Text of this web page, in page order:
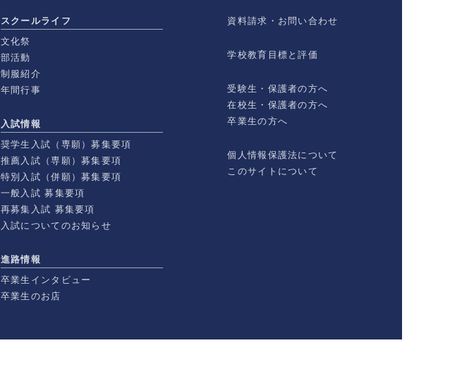
スクールライフ
文化祭
部活動
制服紹介
年間行事
入試情報
奨学生入試（専願）募集要項
推薦入試（専願）募集要項
特別入試（併願）募集要項
一般入試 募集要項
再募集入試 募集要項
入試についてのお知らせ
進路情報
卒業生インタビュー
卒業生のお店
資料請求・お問い合わせ
学校教育目標と評価
受験生・保護者の方へ
在校生・保護者の方へ
卒業生の方へ
個人情報保護法について
このサイトについて